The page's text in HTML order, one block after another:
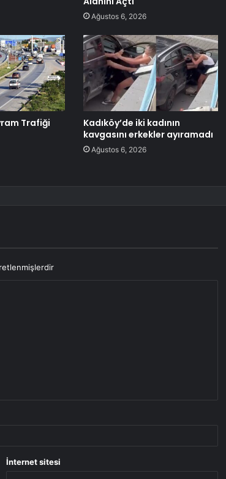
Ağustos 6, 2026
Trafiği
Kadıköy’de iki kadının
kavgasını erkekler ayıramadı
Ağustos 6, 2026
İnternet sitesi